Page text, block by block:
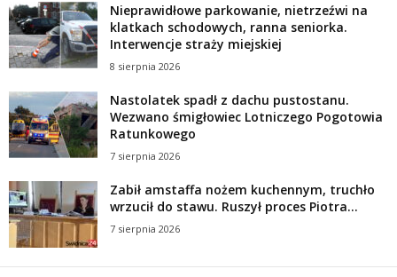
Nieprawidłowe parkowanie, nietrzeźwi na
klatkach schodowych, ranna seniorka.
Interwencje straży miejskiej
8 sierpnia 2026
Nastolatek spadł z dachu pustostanu.
Wezwano śmigłowiec Lotniczego Pogotowia
Ratunkowego
7 sierpnia 2026
Zabił amstaffa nożem kuchennym, truchło
wrzucił do stawu. Ruszył proces Piotra...
7 sierpnia 2026